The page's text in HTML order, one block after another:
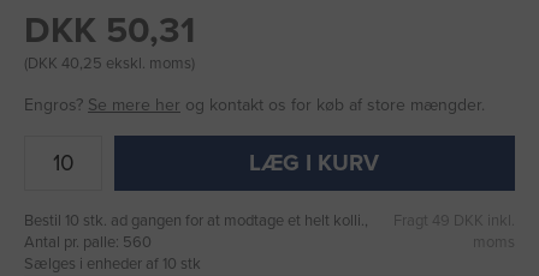
DKK 50,31
(DKK 40,25 ekskl. moms)
Engros? Se mere her og kontakt os for køb af store mængder.
LÆG I KURV
Bestil 10 stk. ad gangen for at modtage et helt kolli.,
Antal pr. palle: 560
Sælges i enheder af 10 stk
Fragt 49 DKK inkl.
moms